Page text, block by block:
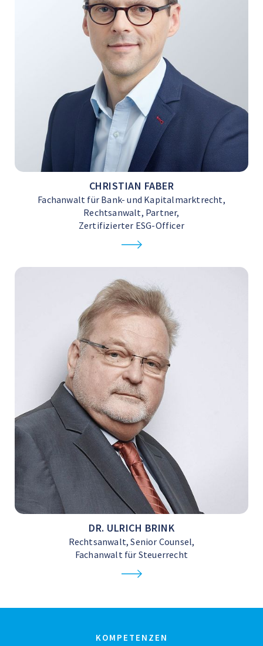
CHRISTIAN FABER
Fachanwalt für Bank- und Kapitalmarktrecht,
Rechtsanwalt, Partner,
Zertifizierter ESG-Officer
DR. ULRICH BRINK
Rechtsanwalt, Senior Counsel,
Fachanwalt für Steuerrecht
KOMPETENZEN